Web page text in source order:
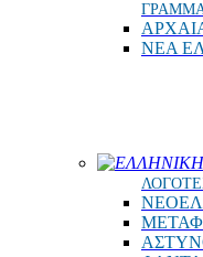
ΝΕΑ